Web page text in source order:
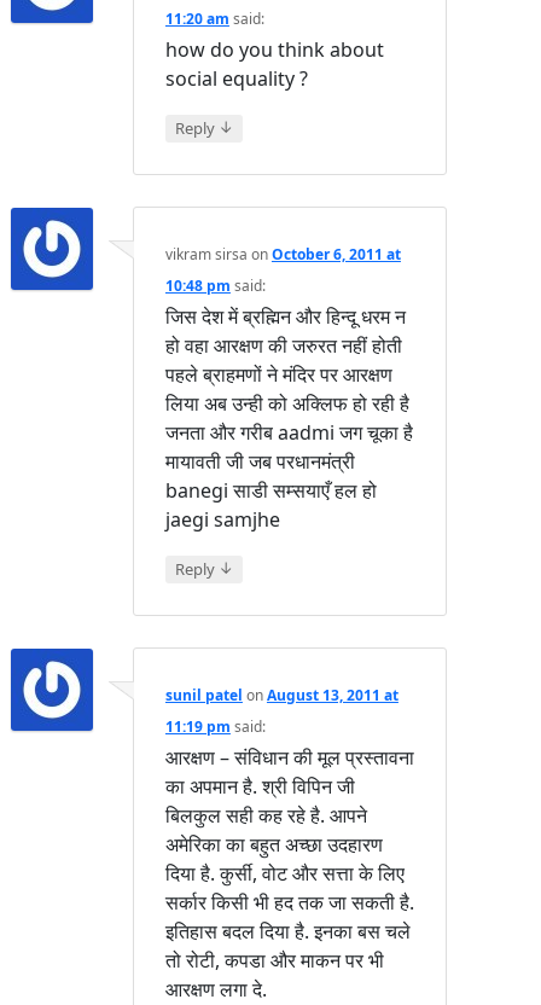
11:20 am said:
how do you think about
social equality ?
Reply ↓
vikram sirsa onOctober 6, 2011 at
10:48 pm said:
जिस देश में ब्रह्मिन और हिन्दू धरम न
हो वहा आरक्षण की जरुरत नहीं होती
पहले ब्राहमणों ने मंदिर पर आरक्षण
लिया अब उन्ही को अक्लिफ हो रही है
जनता और गरीब aadmi जग चूका है
मायावती जी जब परधानमंत्री
banegi साडी सम्सयाएँ हल हो
jaegi samjhe
Reply ↓
sunil patel onAugust 13, 2011 at
11:19 pm said:
आरक्षण – संविधान की मूल प्रस्तावना
का अपमान है. श्री विपिन जी
बिलकुल सही कह रहे है. आपने
अमेरिका का बहुत अच्छा उदहारण
दिया है. कुर्सी, वोट और सत्ता के लिए
सर्कार किसी भी हद तक जा सकती है.
इतिहास बदल दिया है. इनका बस चले
तो रोटी, कपडा और माकन पर भी
आरक्षण लगा दे.